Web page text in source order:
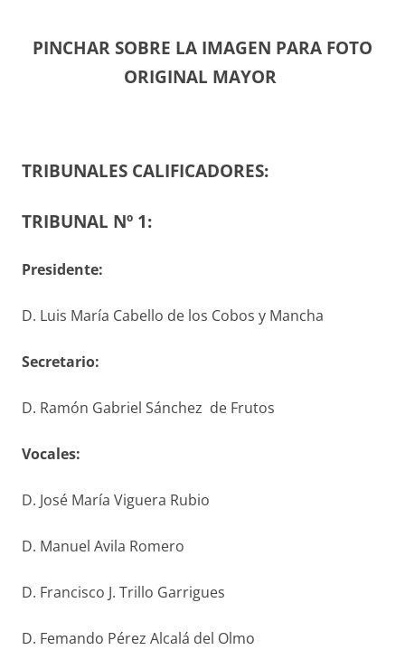
PINCHAR SOBRE LA IMAGEN PARA FOTO
ORIGINAL MAYOR
TRIBUNALES CALIFICADORES:
TRIBUNAL Nº 1:
Presidente:
D. Luis María Cabello de los Cobos y Mancha
Secretario:
D. Ramón Gabriel Sánchez de Frutos
Vocales:
D. José María Viguera Rubio
D. Manuel Avila Romero
D. Francisco J. Trillo Garrigues
D. Femando Pérez Alcalá del Olmo